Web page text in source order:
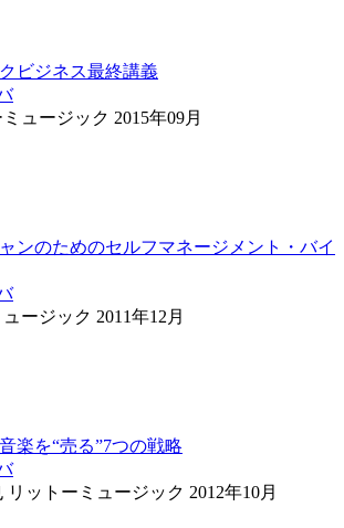
ビジネス最終講義
ュージック 2015年09月
ンのためのセルフマネージメント・バイ
ージック 2011年12月
楽を“売る”7つの戦略
ットーミュージック 2012年10月